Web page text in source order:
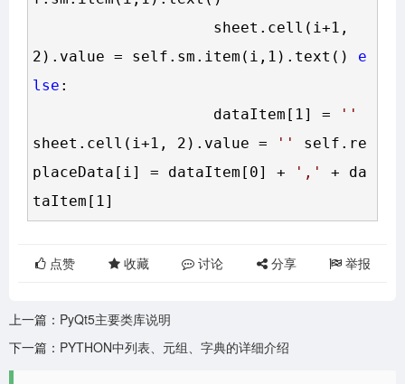
                    sheet.cell(i
+1,
2).value = self.sm.item(i,1 ).text() e
lse :
                    dataItem[
1] =
''
sheet.cell(i+1, 2).value = ''
self.re
placeData[i] = dataItem[0] + ' , '
+ da
taItem[1]
点赞 收藏 讨论 分享 举报
上一篇： PyQt5主要类库说明
下一篇： PYTHON中列表、元组、字典的详细介绍